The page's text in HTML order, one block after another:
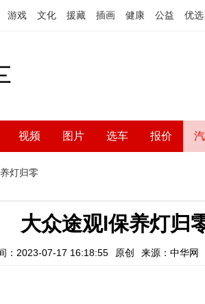
游戏 文化 援藏 插画 健康 公益 优选
视频 图片 选车 报价
灯归零
大众途观l保养灯归
：2023-07-17 16:18:55 原创 来源：中华网